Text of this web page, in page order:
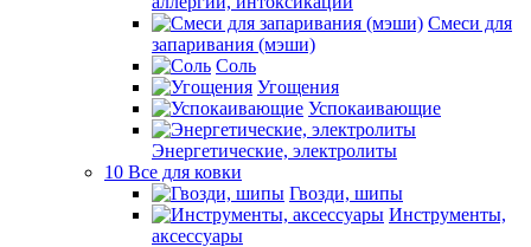
Смеси для
запаривания (мэши)
Соль
Угощения
Успокаивающие
Энергетические, электролиты
10 Все для ковки
Гвозди, шипы
Инструменты,
аксессуары